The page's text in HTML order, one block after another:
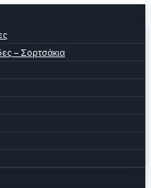
– Σορτσάκια